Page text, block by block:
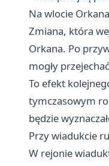
Na wlocie
Zmiana, która
Orkana. Po
mogły
To efekt
tymczasowym
będzie
Przy wiadukcie
W rejonie